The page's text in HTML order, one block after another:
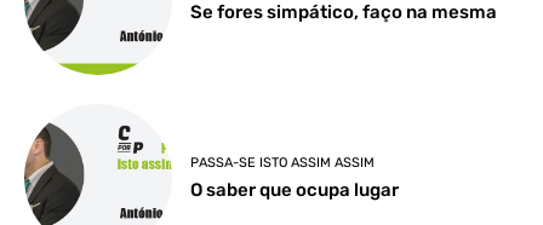
Se fores simpático, faço na mesma
PASSA-SE ISTO ASSIM ASSIM
O saber que ocupa lugar